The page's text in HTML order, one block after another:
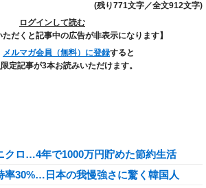
(残り771文字／全文912文字)
ログインして読む
ただくと記事中の広告が非表示になります】
メルマガ会員（無料）に登録すると
定記事が3本お読みいただけます。
クロ…4年で1000万円貯めた節約生活
率30%…日本の我慢強さに驚く韓国人